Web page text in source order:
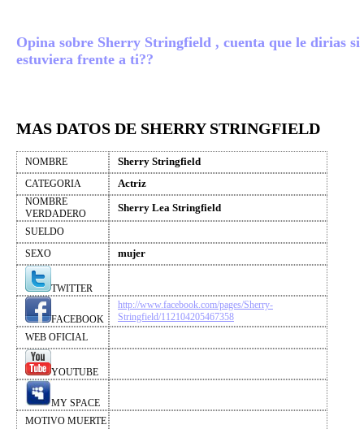
Opina sobre Sherry Stringfield , cuenta que le dirias si
estuviera frente a ti??
MAS DATOS DE SHERRY STRINGFIELD
NOMBRE Sherry Stringfield
CATEGORIA Actriz
NOMBRE
VERDADERO
Sherry Lea Stringfield
SUELDO
SEXO
mujer
TWITTER
FACEBOOK
http://www.facebook.com/pages/Sherry-
Stringfield/112104205467358
WEB OFICIAL
YOUTUBE
MY SPACE
MOTIVO MUERTE